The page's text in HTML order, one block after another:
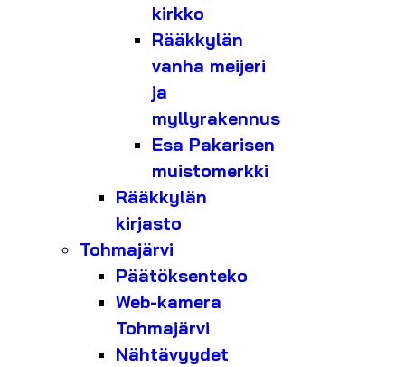
kirkko
Rääkkylän
vanha meijeri
ja
myllyrakennus
Esa Pakarisen
muistomerkki
Rääkkylän
kirjasto
Tohmajärvi
Päätöksenteko
Web-kamera
Tohmajärvi
Nähtävyydet